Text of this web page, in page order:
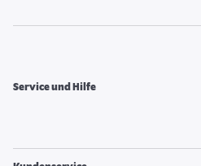
Service und Hilfe